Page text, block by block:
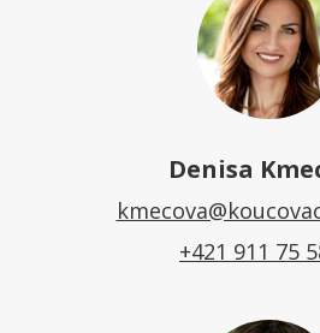
Denisa
+421 911 75